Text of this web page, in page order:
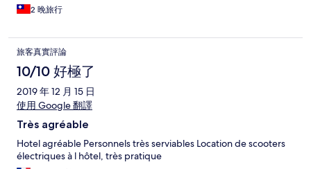
2 晚旅行
旅客真實評論
10/10 好極了
2019 年 12 月 15 日
使用 Google 翻譯
Très agréable
Hotel agréable Personnels très serviables Location de scooters
électriques à l hôtel, très pratique